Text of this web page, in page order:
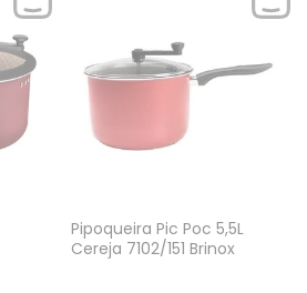
Pipoqueira Pic Poc 5,5L
Cereja 7102/151 Brinox